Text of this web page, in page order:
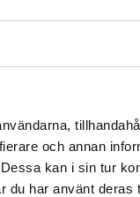
och annan
kan i sin tur
du har använt deras
vaihtoehtona
DONE BY DEER
16,90 €